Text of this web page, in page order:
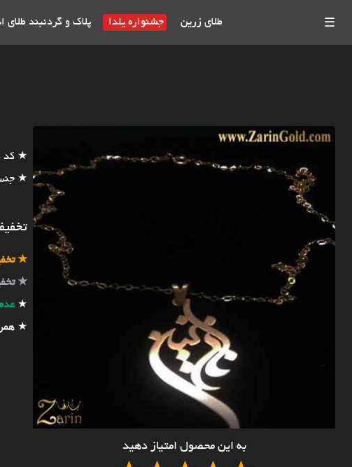
☰ طلای زرین جشنواره یلدا پلاک و گردنبند طلای
به این محصول امتیاز دهید
★ کد
★
★
★
★
★